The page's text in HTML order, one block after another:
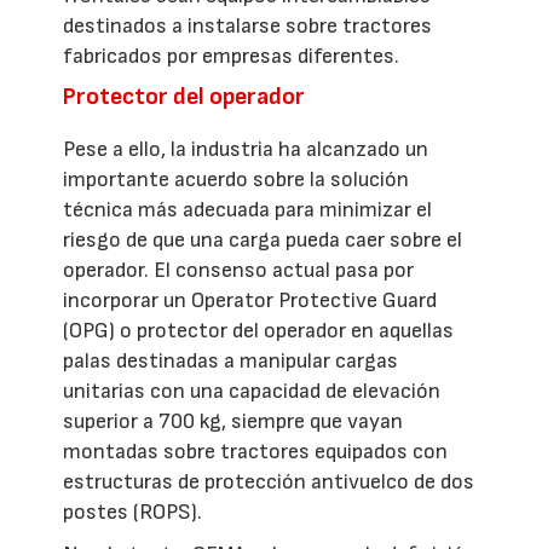
destinados a instalarse sobre tractores
fabricados por empresas diferentes.
Protector del operador
Pese a ello, la industria ha alcanzado un
importante acuerdo sobre la solución
técnica más adecuada para minimizar el
riesgo de que una carga pueda caer sobre el
operador. El consenso actual pasa por
incorporar un Operator Protective Guard
(OPG) o protector del operador en aquellas
palas destinadas a manipular cargas
unitarias con una capacidad de elevación
superior a 700 kg, siempre que vayan
montadas sobre tractores equipados con
estructuras de protección antivuelco de dos
postes (ROPS).